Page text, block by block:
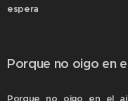
espera
Porque no oigo en